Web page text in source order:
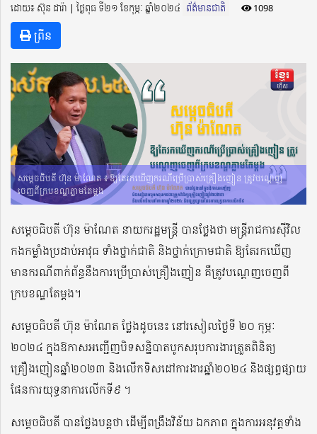
ដោយ៖ ស៊ុន ដារ៉ា ​​ | ថ្ងៃពុធ ទី២១ ខែកុម្ភៈ ឆ្នាំ២០២៤ ព័ត៌មានជាតិ 1098
ព្រីន
សម្តេចធិបតី ហ៊ុន ម៉ាណែត ៖ ឱ្យតែរកឃើញករណីប្រើប្រាស់គ្រឿងញៀន ត្រូវបណ្តេញ
ចេញពីក្របខណ្ឌភ្លាមតែម្តង
សម្តេចធិបតី ហ៊ុន ម៉ាណែត នាយករដ្ឋមន្ត្រី បានថ្លែងថា មន្ត្រីរាជការស៊ីវិល
កងកម្លាំងប្រដាប់អាវុធ ទាំងថ្នាក់ជាតិ និងថ្នាក់ក្រោមជាតិ ឱ្យតែរកឃើញ
មានករណីពាក់ព័ន្ធនឹងការប្រើប្រាស់គ្រឿងញៀន គឺត្រូវបណ្តេញចេញពី
ក្របខណ្ឌតែម្តង។
សម្តេចធិបតី ហ៊ុន ម៉ាណែត ថ្លែងដូចនេះ នៅរសៀលថ្ងៃទី ២០ កុម្ភៈ
២០២៤ ក្នុងឱកាសអញ្ជើញបិទសន្និបាតបូកសរុបការងារត្រួតពិនិត្យ
គ្រឿងញៀនឆ្នាំ២០២៣ និងលើកទិសដៅការងារឆ្នាំ២០២៤ និងផ្សព្វផ្សាយ
ផែនការយុទ្ធនាការលើកទី៩ ។
សម្តេចធិបតី បានថ្លែងបន្តថា ដើម្បីពង្រឹងវិន័យ ឯកភាព ក្នុងការអនុវត្តទាំង